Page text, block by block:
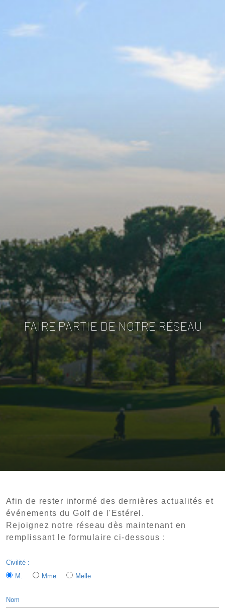
FAIRE PARTIE DE NOTRE RÉSEAU
Afin de rester informé des dernières actualités et
événements du Golf de l'Estérel.
Rejoignez notre réseau dès maintenant en
remplissant le formulaire ci-dessous :
Civilité :
M.
Mme Melle
Nom